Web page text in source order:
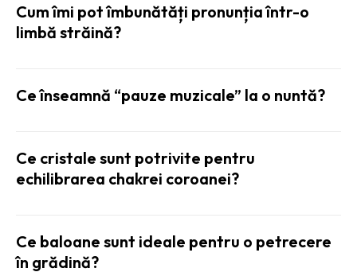
Cum îmi pot îmbunătăți pronunția într-o
limbă străină?
Ce înseamnă “pauze muzicale” la o nuntă?
Ce cristale sunt potrivite pentru
echilibrarea chakrei coroanei?
Ce baloane sunt ideale pentru o petrecere
în grădină?